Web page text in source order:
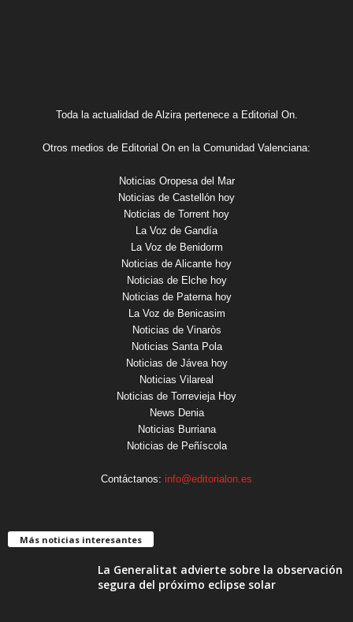
Toda la actualidad de Alzira pertenece a Editorial On.
Otros medios de Editorial On en la Comunidad Valenciana:
Noticias Oropesa del Mar
Noticias de Castellón hoy
Noticias de Torrent hoy
La Voz de Gandía
La Voz de Benidorm
Noticias de Alicante hoy
Noticias de Elche hoy
Noticias de Paterna hoy
La Voz de Benicasim
Noticias de Vinaròs
Noticias Santa Pola
Noticias de Jávea hoy
Noticias Vilareal
Noticias de Torrevieja Hoy
News Denia
Noticias Burriana
Noticias de Peñíscola
Contáctanos: info@editorialon.es
Más noticias interesantes
La Generalitat advierte sobre la observación
segura del próximo eclipse solar